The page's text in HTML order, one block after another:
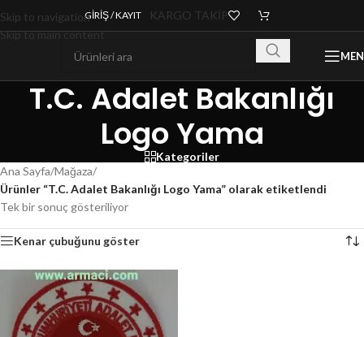
Skip to navigation
Skip to main content
GIRIŞ / KAYIT KARGO TAKİP
T.C. Adalet Bakanlığı
Logo Yama
Kategoriler
Ana Sayfa/Mağaza/
Ürünler “T.C. Adalet Bakanlığı Logo Yama” olarak etiketlendi
Tek bir sonuç gösteriliyor
Kenar çubuğunu göster